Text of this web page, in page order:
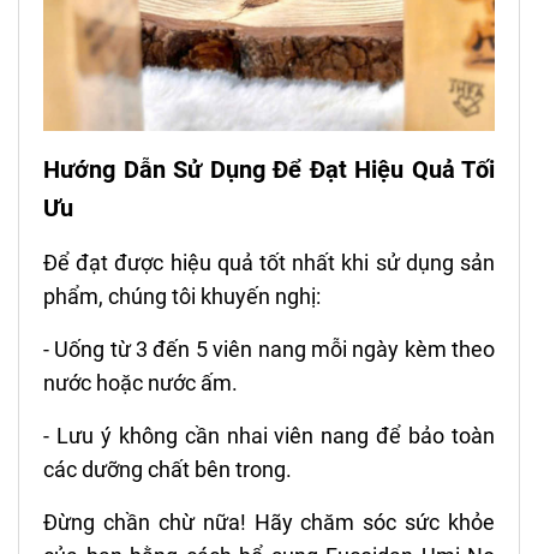
Hướng Dẫn Sử Dụng Để Đạt Hiệu Quả Tối
Ưu
Để đạt được hiệu quả tốt nhất khi sử dụng sản
phẩm, chúng tôi khuyến nghị:
- Uống từ 3 đến 5 viên nang mỗi ngày kèm theo
nước hoặc nước ấm.
- Lưu ý không cần nhai viên nang để bảo toàn
các dưỡng chất bên trong.
Đừng chần chừ nữa! Hãy chăm sóc sức khỏe